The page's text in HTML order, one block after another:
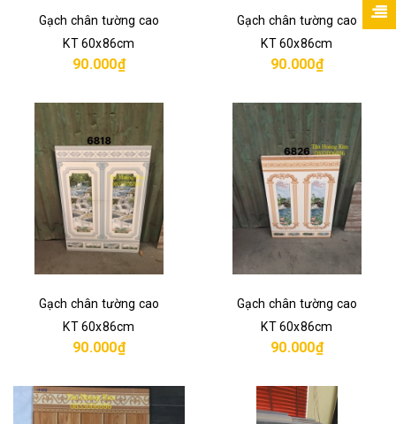
Gạch chân tường cao
KT 60x86cm
90.000₫
Gạch chân tường cao
KT 60x86cm
90.000₫
Gạch chân tường cao
KT 60x86cm
90.000₫
Gạch chân tường cao
KT 60x86cm
90.000₫